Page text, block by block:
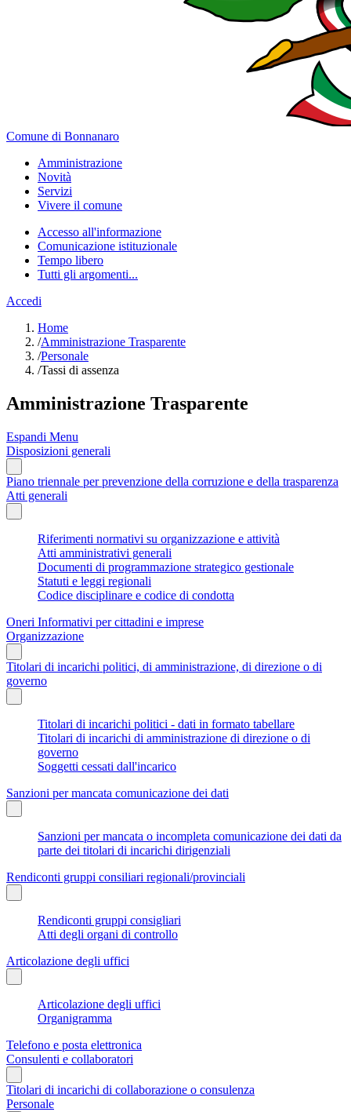
Comune di Bonnanaro
Amministrazione
Novità
Servizi
Vivere il comune
Accesso all'informazione
Comunicazione istituzionale
Tempo libero
Tutti gli argomenti...
Accedi
Home
/Amministrazione Trasparente
/Personale
/Tassi di assenza
Amministrazione Trasparente
Espandi Menu
Disposizioni generali
Piano triennale per prevenzione della corruzione e della trasparenza
Atti generali
Riferimenti normativi su organizzazione e attività
Atti amministrativi generali
Documenti di programmazione strategico gestionale
Statuti e leggi regionali
Codice disciplinare e codice di condotta
Oneri Informativi per cittadini e imprese
Organizzazione
Titolari di incarichi politici, di amministrazione, di direzione o di
governo
Titolari di incarichi politici - dati in formato tabellare
Titolari di incarichi di amministrazione di direzione o di
governo
Soggetti cessati dall'incarico
Sanzioni per mancata comunicazione dei dati
Sanzioni per mancata o incompleta comunicazione dei dati da
parte dei titolari di incarichi dirigenziali
Rendiconti gruppi consiliari regionali/provinciali
Rendiconti gruppi consigliari
Atti degli organi di controllo
Articolazione degli uffici
Articolazione degli uffici
Organigramma
Telefono e posta elettronica
Consulenti e collaboratori
Titolari di incarichi di collaborazione o consulenza
Personale